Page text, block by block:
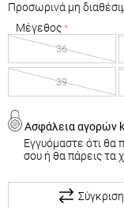
Προσωρινά μη
Μέγεθος
36
39
Ασφάλεια αγορών
Εγγυόμαστε ότι θα
σου ή θα πάρεις τα
Σύγκριση